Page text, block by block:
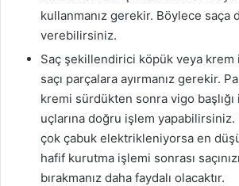
kullanmanız gerekir. Böylece saça
verebilirsiniz.
Saç şekillendirici köpük veya krem
saçı parçalara ayırmanız gerekir.
kremi sürdükten sonra vigo
uçlarına doğru işlem yapabilirsiniz.
çok çabuk elektrikleniyorsa en
hafif kurutma işlemi sonrası
bırakmanız daha faydalı olacaktır.